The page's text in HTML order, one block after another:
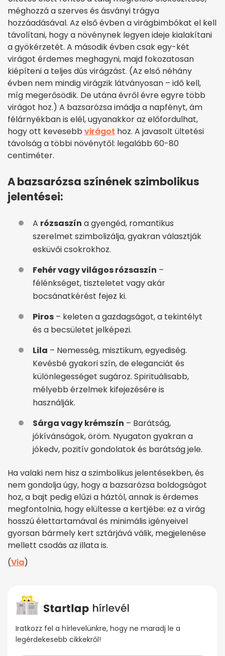
méghozzá a szerves és ásványi trágya
hozzáadásával. Az első évben a virágbimbókat el kell
távolítani, hogy a növénynek legyen ideje kialakítani
a gyökérzetét. A második évben csak egy-két
virágot érdemes meghagyni, majd fokozatosan
kiépíteni a teljes dús virágzást. (Az első néhány
évben nem mindig virágzik látványosan – idő kell,
míg megerősödik. De utána évről évre egyre több
virágot hoz.) A bazsarózsa imádja a napfényt, ám
félárnyékban is elél, ugyanakkor az előfordulhat,
hogy ott kevesebb virágot hoz. A javasolt ültetési
távolság a többi növénytől: legalább 60-80
centiméter.
A bazsarózsa színének szimbolikus
jelentései:
A rózsaszín a gyengéd, romantikus
szerelmet szimbolizálja, gyakran választják
esküvői csokrokhoz.
Fehér vagy világos rózsaszín –
félénkséget, tiszteletet vagy akár
bocsánatkérést fejez ki.
Piros – keleten a gazdagságot, a tekintélyt
és a becsületet jelképezi.
Lila – Nemesség, misztikum, egyediség.
Kevésbé gyakori szín, de eleganciát és
különlegességet sugároz. Spirituálisabb,
mélyebb érzelmek kifejezésére is
használják.
Sárga vagy krémszín – Barátság,
jókívánságok, öröm. Nyugaton gyakran a
jókedv, pozitív gondolatok és barátság jele.
Ha valaki nem hisz a szimbolikus jelentésekben, és
nem gondolja úgy, hogy a bazsarózsa boldogságot
hoz, a bajt pedig elűzi a háztól, annak is érdemes
megfontolnia, hogy elültesse a kertjébe: ez a virág
hosszú élettartamával és minimális igényeivel
gyorsan bármely kert sztárjává válik, megjelenése
mellett csodás az illata is.
(Via)
Iratkozz fel a hírlevelünkre, hogy ne maradj le a
legérdekesebb cikkekről!